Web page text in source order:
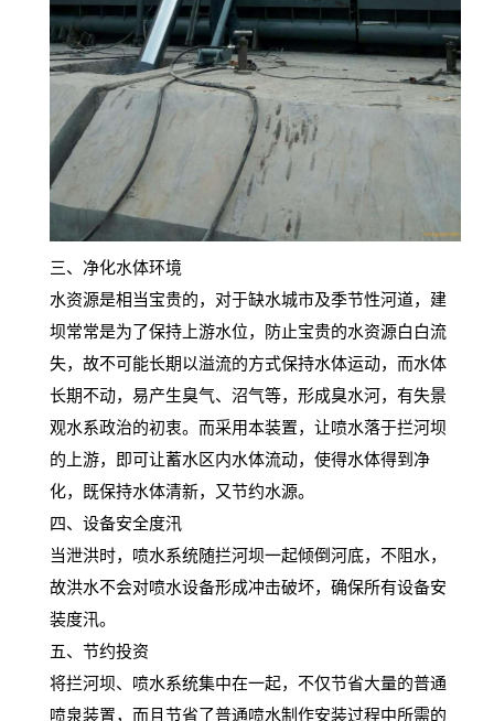
三、净化水体环境
水资源是相当宝贵的，对于缺水城市及季节性河道，建
坝常常是为了保持上游水位，防止宝贵的水资源白白流
失，故不可能长期以溢流的方式保持水体运动，而水体
长期不动，易产生臭气、沼气等，形成臭水河，有失景
观水系政治的初衷。而采用本装置，让喷水落于拦河坝
的上游，即可让蓄水区内水体流动，使得水体得到净
化，既保持水体清新，又节约水源。
四、设备安全度汛
当泄洪时，喷水系统随拦河坝一起倾倒河底，不阻水，
故洪水不会对喷水设备形成冲击破坏，确保所有设备安
装度汛。
五、节约投资
将拦河坝、喷水系统集中在一起，不仅节省大量的普通
喷泉装置，而且节省了普通喷水制作安装过程中所需的